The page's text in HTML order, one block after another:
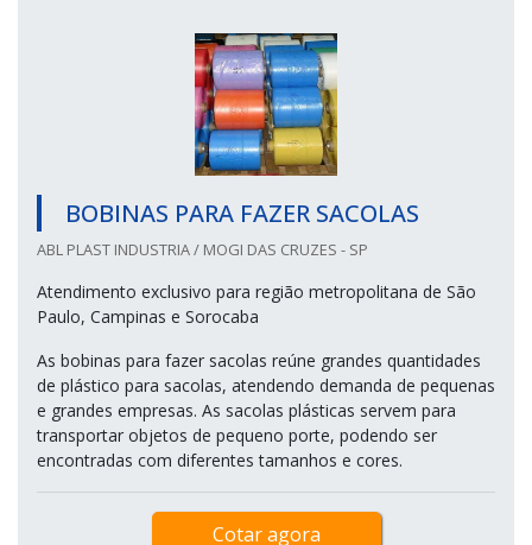
BOBINAS PARA FAZER SACOLAS
ABL PLAST INDUSTRIA / MOGI DAS CRUZES - SP
Atendimento exclusivo para região metropolitana de São
Paulo, Campinas e Sorocaba
As bobinas para fazer sacolas reúne grandes quantidades
de plástico para sacolas, atendendo demanda de pequenas
e grandes empresas. As sacolas plásticas servem para
transportar objetos de pequeno porte, podendo ser
encontradas com diferentes tamanhos e cores.
Cotar agora